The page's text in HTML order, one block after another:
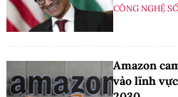
CÔNG NGHỆ SỐ
Amazon
vào lĩnh